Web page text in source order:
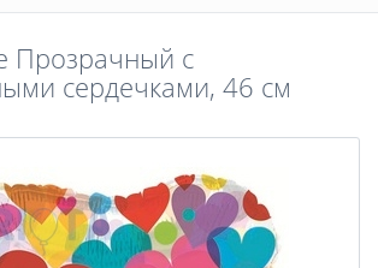
Прозрачный с
сердечками, 46 см